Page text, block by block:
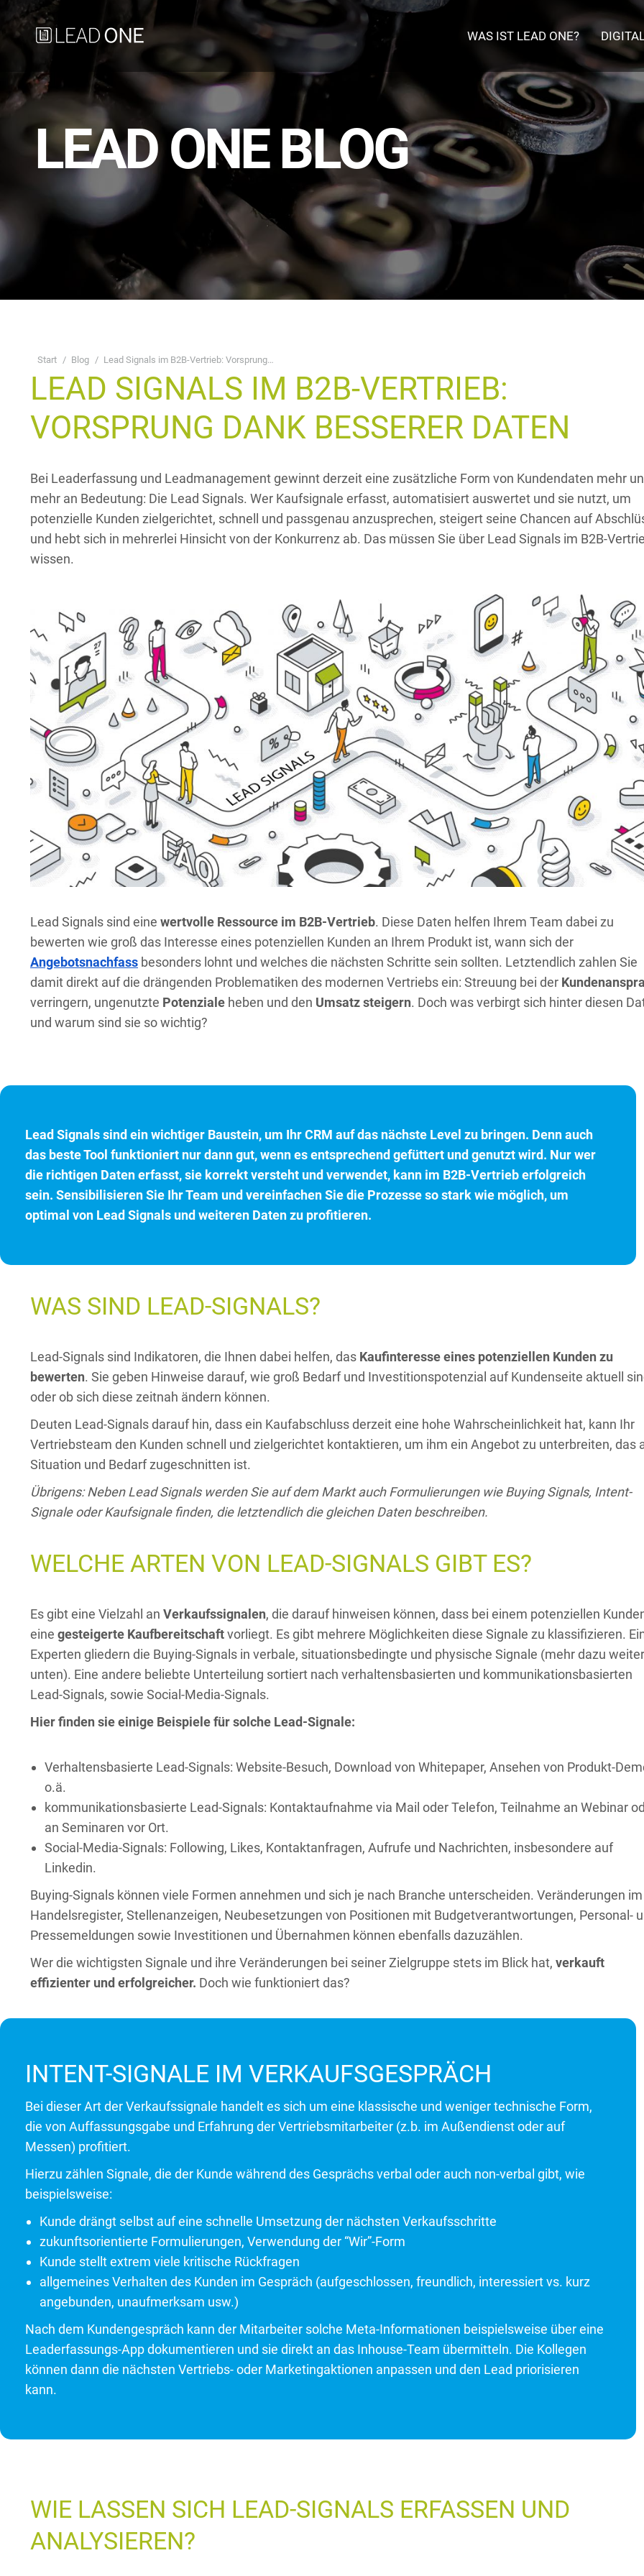
WAS IST LEAD ONE?
LEAD ONE BLOG
Sie befinden sich hier:
Start Blog Lead Signals im B2B-Vertrieb: Vorsprung…
LEAD SIGNALS IM B2B-VERTRIEB:
VORSPRUNG DANK BESSERER DATEN
Bei Leaderfassung und Leadmanagement gewinnt derzeit eine zusätzliche Form von Kundendaten mehr
mehr an Bedeutung: Die Lead Signals. Wer Kaufsignale erfasst, automatisiert auswertet und sie nutzt, um
potenzielle Kunden zielgerichtet, schnell und passgenau anzusprechen, steigert seine Chancen auf
und hebt sich in mehrerlei Hinsicht von der Konkurrenz ab. Das müssen Sie über Lead Signals im B2B-
wissen.
Lead Signals sind eine wertvolle Ressource im B2B-Vertrieb. Diese Daten helfen Ihrem Team dabei zu
bewerten wie groß das Interesse eines potenziellen Kunden an Ihrem Produkt ist, wann sich der
Angebotsnachfass besonders lohnt und welches die nächsten Schritte sein sollten. Letztendlich zahlen Sie
damit direkt auf die drängenden Problematiken des modernen Vertriebs ein: Streuung bei der
verringern, ungenutzte Potenziale heben und den Umsatz steigern. Doch was verbirgt sich hinter diesen
und warum sind sie so wichtig?
Lead Signals sind ein wichtiger Baustein, um Ihr CRM auf das nächste Level zu bringen. Denn auch
das beste Tool funktioniert nur dann gut, wenn es entsprechend gefüttert und genutzt wird. Nur wer
die richtigen Daten erfasst, sie korrekt versteht und verwendet, kann im B2B-Vertrieb erfolgreich
sein. Sensibilisieren Sie Ihr Team und vereinfachen Sie die Prozesse so stark wie möglich, um
optimal von Lead Signals und weiteren Daten zu profitieren.
WAS SIND LEAD-SIGNALS?
Lead-Signals sind Indikatoren, die Ihnen dabei helfen, das Kaufinteresse eines potenziellen Kunden zu
bewerten. Sie geben Hinweise darauf, wie groß Bedarf und Investitionspotenzial auf Kundenseite aktuell
oder ob sich diese zeitnah ändern können.
Deuten Lead-Signals darauf hin, dass ein Kaufabschluss derzeit eine hohe Wahrscheinlichkeit hat, kann Ihr
Vertriebsteam den Kunden schnell und zielgerichtet kontaktieren, um ihm ein Angebot zu unterbreiten, das
Situation und Bedarf zugeschnitten ist.
Übrigens: Neben Lead Signals werden Sie auf dem Markt auch Formulierungen wie Buying Signals, Intent-
Signale oder Kaufsignale finden, die letztendlich die gleichen Daten beschreiben.
WELCHE ARTEN VON LEAD-SIGNALS GIBT ES?
Es gibt eine Vielzahl an Verkaufssignalen, die darauf hinweisen können, dass bei einem potenziellen
eine gesteigerte Kaufbereitschaftvorliegt. Es gibt mehrere Möglichkeiten diese Signale zu klassifizieren.
Experten gliedern die Buying-Signals in verbale, situationsbedingte und physische Signale (mehr dazu weiter
unten). Eine andere beliebte Unterteilung sortiert nach verhaltensbasierten und kommunikationsbasierten
Lead-Signals, sowie Social-Media-Signals.
Hier finden sie einige Beispiele für solche Lead-Signale:
Verhaltensbasierte Lead-Signals: Website-Besuch, Download von Whitepaper, Ansehen von Produkt-
o.ä.
kommunikationsbasierte Lead-Signals: Kontaktaufnahme via Mail oder Telefon, Teilnahme an Webinar
an Seminaren vor Ort.
Social-Media-Signals: Following, Likes, Kontaktanfragen, Aufrufe und Nachrichten, insbesondere auf
Linkedin.
Buying-Signals können viele Formen annehmen und sich je nach Branche unterscheiden. Veränderungen im
Handelsregister, Stellenanzeigen, Neubesetzungen von Positionen mit Budgetverantwortungen, Personal-
Pressemeldungen sowie Investitionen und Übernahmen können ebenfalls dazuzählen.
Wer die wichtigsten Signale und ihre Veränderungen bei seiner Zielgruppe stets im Blick hat, verkauft
effizienter und erfolgreicher. Doch wie funktioniert das?
INTENT-SIGNALE IM VERKAUFSGESPRÄCH
Bei dieser Art der Verkaufssignale handelt es sich um eine klassische und weniger technische Form,
die von Auffassungsgabe und Erfahrung der Vertriebsmitarbeiter (z.b. im Außendienst oder auf
Messen) profitiert.
Hierzu zählen Signale, die der Kunde während des Gesprächs verbal oder auch non-verbal gibt, wie
beispielsweise:
Kunde drängt selbst auf eine schnelle Umsetzung der nächsten Verkaufsschritte
zukunftsorientierte Formulierungen, Verwendung der “Wir”-Form
Kunde stellt extrem viele kritische Rückfragen
allgemeines Verhalten des Kunden im Gespräch (aufgeschlossen, freundlich, interessiert vs. kurz
angebunden, unaufmerksam usw.)
Nach dem Kundengespräch kann der Mitarbeiter solche Meta-Informationen beispielsweise über eine
Leaderfassungs-App dokumentieren und sie direkt an das Inhouse-Team übermitteln. Die Kollegen
können dann die nächsten Vertriebs- oder Marketingaktionen anpassen und den Lead priorisieren
kann.
WIE LASSEN SICH LEAD-SIGNALS ERFASSEN UND
ANALYSIEREN?